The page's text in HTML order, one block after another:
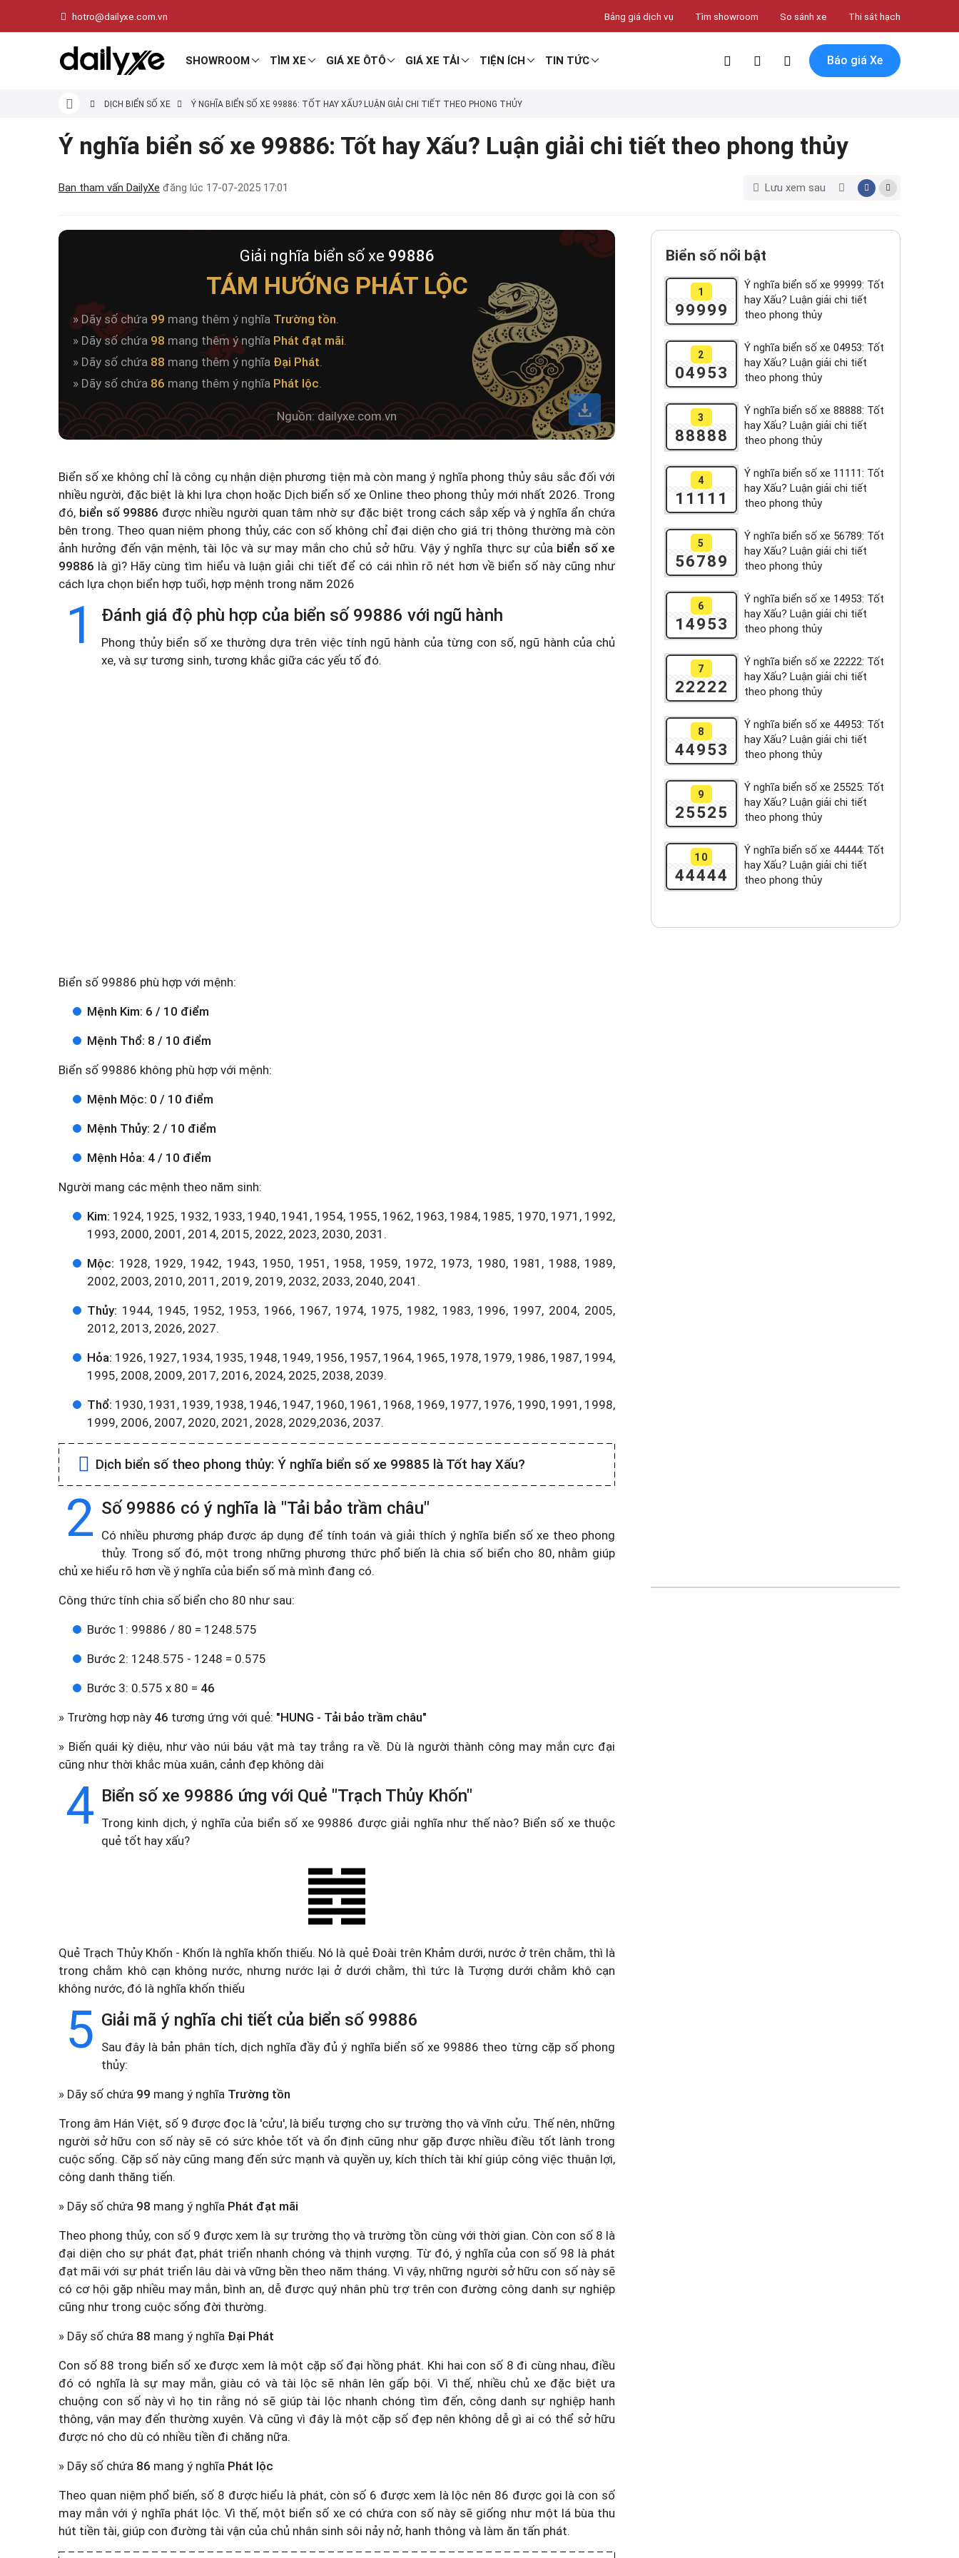
hotro@dailyxe.com.vn Bảng giá dịch vụ Tìm showroom So sánh xe Thi sát hạch
SHOWROOM TÌM XE GIÁ XE ÔTÔ GIÁ XE TẢI TIỆN ÍCH TIN TỨC Báo giá Xe
DỊCH BIỂN SỐ XE Ý NGHĨA BIỂN SỐ XE 99886: TỐT HAY XẤU? LUẬN GIẢI CHI TIẾT THEO PHONG THỦY
Ý nghĩa biển số xe 99886: Tốt hay Xấu? Luận giải chi tiết theo phong thủy
Ban tham vấn DailyXe đăng lúc 17-07-2025 17:01 Lưu xem sau
Giải nghĩa biển số xe 99886
TÁM HƯỚNG PHÁT LỘC
» Dãy số chứa 99 mang thêm ý nghĩa Trường tồn.
» Dãy số chứa 98 mang thêm ý nghĩa Phát đạt mãi.
» Dãy số chứa 88 mang thêm ý nghĩa Đại Phát.
» Dãy số chứa 86 mang thêm ý nghĩa Phát lộc.
Nguồn: dailyxe.com.vn
Biển số xe không chỉ là công cụ nhận diện phương tiện mà còn mang ý nghĩa phong thủy sâu sắc đối với
nhiều người, đặc biệt là khi lựa chọn hoặc Dịch biển số xe Online theo phong thủy mới nhất 2026. Trong
đó, biển số 99886 được nhiều người quan tâm nhờ sự đặc biệt trong cách sắp xếp và ý nghĩa ẩn chứa
bên trong. Theo quan niệm phong thủy, các con số không chỉ đại diện cho giá trị thông thường mà còn
ảnh hưởng đến vận mệnh, tài lộc và sự may mắn cho chủ sở hữu. Vậy ý nghĩa thực sự của biển số xe
99886 là gì? Hãy cùng tìm hiểu và luận giải chi tiết để có cái nhìn rõ nét hơn về biển số này cũng như
cách lựa chọn biển hợp tuổi, hợp mệnh trong năm 2026
1 Đánh giá độ phù hợp của biển số 99886 với ngũ hành
Phong thủy biển số xe thường dựa trên việc tính ngũ hành của từng con số, ngũ hành của chủ
xe, và sự tương sinh, tương khắc giữa các yếu tố đó.
Biển số 99886 phù hợp với mệnh:
Mệnh Kim: 6 / 10 điểm
Mệnh Thổ: 8 / 10 điểm
Biển số 99886 không phù hợp với mệnh:
Mệnh Mộc: 0 / 10 điểm
Mệnh Thủy: 2 / 10 điểm
Mệnh Hỏa: 4 / 10 điểm
Người mang các mệnh theo năm sinh:
Kim: 1924, 1925, 1932, 1933, 1940, 1941, 1954, 1955, 1962, 1963, 1984, 1985, 1970, 1971, 1992,
1993, 2000, 2001, 2014, 2015, 2022, 2023, 2030, 2031.
Mộc: 1928, 1929, 1942, 1943, 1950, 1951, 1958, 1959, 1972, 1973, 1980, 1981, 1988, 1989,
2002, 2003, 2010, 2011, 2019, 2019, 2032, 2033, 2040, 2041.
Thủy: 1944, 1945, 1952, 1953, 1966, 1967, 1974, 1975, 1982, 1983, 1996, 1997, 2004, 2005,
2012, 2013, 2026, 2027.
Hỏa: 1926, 1927, 1934, 1935, 1948, 1949, 1956, 1957, 1964, 1965, 1978, 1979, 1986, 1987, 1994,
1995, 2008, 2009, 2017, 2016, 2024, 2025, 2038, 2039.
Thổ: 1930, 1931, 1939, 1938, 1946, 1947, 1960, 1961, 1968, 1969, 1977, 1976, 1990, 1991, 1998,
1999, 2006, 2007, 2020, 2021, 2028, 2029,2036, 2037.
Dịch biển số theo phong thủy: Ý nghĩa biển số xe 99885 là Tốt hay Xấu?
2 Số 99886 có ý nghĩa là "Tải bảo trầm châu"
Có nhiều phương pháp được áp dụng để tính toán và giải thích ý nghĩa biển số xe theo phong
thủy. Trong số đó, một trong những phương thức phổ biến là chia số biển cho 80, nhằm giúp
chủ xe hiểu rõ hơn về ý nghĩa của biển số mà mình đang có.
Công thức tính chia số biển cho 80 như sau:
Bước 1: 99886 / 80 = 1248.575
Bước 2: 1248.575 - 1248 = 0.575
Bước 3: 0.575 x 80 = 46
» Trường hợp này 46 tương ứng với quẻ: "HUNG - Tải bảo trầm châu"
» Biến quái kỳ diệu, như vào núi báu vật mà tay trắng ra về. Dù là người thành công may mắn cực đại
cũng như thời khắc mùa xuân, cảnh đẹp không dài
4 Biển số xe 99886 ứng với Quẻ "Trạch Thủy Khốn"
Trong kinh dịch, ý nghĩa của biển số xe 99886 được giải nghĩa như thế nào? Biển số xe thuộc
quẻ tốt hay xấu?
Quẻ Trạch Thủy Khốn - Khốn là nghĩa khốn thiếu. Nó là quẻ Đoài trên Khảm dưới, nước ở trên chằm, thì là
trong chằm khô cạn không nước, nhưng nước lại ở dưới chằm, thì tức là Tượng dưới chằm khô cạn
không nước, đó là nghĩa khốn thiếu
5 Giải mã ý nghĩa chi tiết của biển số 99886
Sau đây là bản phân tích, dịch nghĩa đầy đủ ý nghĩa biển số xe 99886 theo từng cặp số phong
thủy:
» Dãy số chứa 99 mang ý nghĩa Trường tồn
Trong âm Hán Việt, số 9 được đọc là 'cửu', là biểu tượng cho sự trường thọ và vĩnh cửu. Thế nên, những
người sở hữu con số này sẽ có sức khỏe tốt và ổn định cũng như gặp được nhiều điều tốt lành trong
cuộc sống. Cặp số này cũng mang đến sức mạnh và quyền uy, kích thích tài khí giúp công việc thuận lợi,
công danh thăng tiến.
» Dãy số chứa 98 mang ý nghĩa Phát đạt mãi
Theo phong thủy, con số 9 được xem là sự trường thọ và trường tồn cùng với thời gian. Còn con số 8 là
đại diện cho sự phát đạt, phát triển nhanh chóng và thịnh vượng. Từ đó, ý nghĩa của con số 98 là phát
đạt mãi với sự phát triển lâu dài và vững bền theo năm tháng. Vì vậy, những người sở hữu con số này sẽ
có cơ hội gặp nhiều may mắn, bình an, dễ được quý nhân phù trợ trên con đường công danh sự nghiệp
cũng như trong cuộc sống đời thường.
» Dãy số chứa 88 mang ý nghĩa Đại Phát
Con số 88 trong biển số xe được xem là một cặp số đại hồng phát. Khi hai con số 8 đi cùng nhau, điều
đó có nghĩa là sự may mắn, giàu có và tài lộc sẽ nhân lên gấp bội. Vì thế, nhiều chủ xe đặc biệt ưa
chuộng con số này vì họ tin rằng nó sẽ giúp tài lộc nhanh chóng tìm đến, công danh sự nghiệp hanh
thông, vận may đến thường xuyên. Và cũng vì đây là một cặp số đẹp nên không dễ gì ai có thể sở hữu
được nó cho dù có nhiều tiền đi chăng nữa.
» Dãy số chứa 86 mang ý nghĩa Phát lộc
Theo quan niệm phổ biến, số 8 được hiểu là phát, còn số 6 được xem là lộc nên 86 được gọi là con số
may mắn với ý nghĩa phát lộc. Vì thế, một biển số xe có chứa con số này sẽ giống như một lá bùa thu
hút tiền tài, giúp con đường tài vận của chủ nhân sinh sôi nảy nở, hanh thông và làm ăn tấn phát.
Biển số nổi bật
1
99999
Ý nghĩa biển số xe 99999: Tốt
hay Xấu? Luận giải chi tiết
theo phong thủy
2
04953
Ý nghĩa biển số xe 04953: Tốt
hay Xấu? Luận giải chi tiết
theo phong thủy
3
88888
Ý nghĩa biển số xe 88888: Tốt
hay Xấu? Luận giải chi tiết
theo phong thủy
4
11111
Ý nghĩa biển số xe 11111: Tốt
hay Xấu? Luận giải chi tiết
theo phong thủy
5
56789
Ý nghĩa biển số xe 56789: Tốt
hay Xấu? Luận giải chi tiết
theo phong thủy
6
14953
Ý nghĩa biển số xe 14953: Tốt
hay Xấu? Luận giải chi tiết
theo phong thủy
7
22222
Ý nghĩa biển số xe 22222: Tốt
hay Xấu? Luận giải chi tiết
theo phong thủy
8
44953
Ý nghĩa biển số xe 44953: Tốt
hay Xấu? Luận giải chi tiết
theo phong thủy
9
25525
Ý nghĩa biển số xe 25525: Tốt
hay Xấu? Luận giải chi tiết
theo phong thủy
10
44444
Ý nghĩa biển số xe 44444: Tốt
hay Xấu? Luận giải chi tiết
theo phong thủy